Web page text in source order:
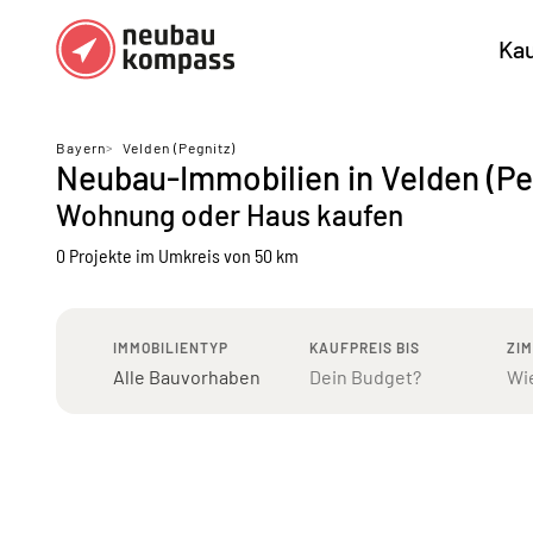
Regionen
Bundesländer DE
Österreich
München
Bayern> Velden (Pegnitz)
Neubau-Immobilien in Velden
Wohnung oder Haus kaufen
0 Projekte im Umkreis von 50 km
IMMOBILIENTYP KAUFPREIS BIS